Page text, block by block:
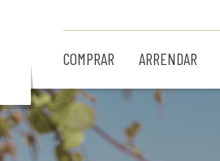
COMPRAR ARRENDAR